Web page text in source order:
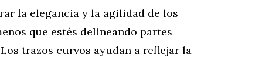
la elegancia y la agilidad de los
que estés delineando partes
trazos curvos ayudan a reflejar la